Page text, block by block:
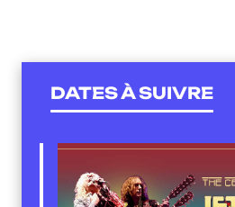
DATES À SUIVRE